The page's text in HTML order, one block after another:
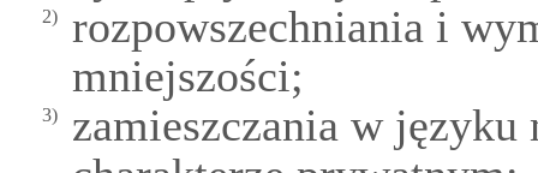
2)
rozpowszechniania i
mniejszości;
3)
zamieszczania w